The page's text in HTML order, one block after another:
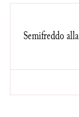
Semifreddo